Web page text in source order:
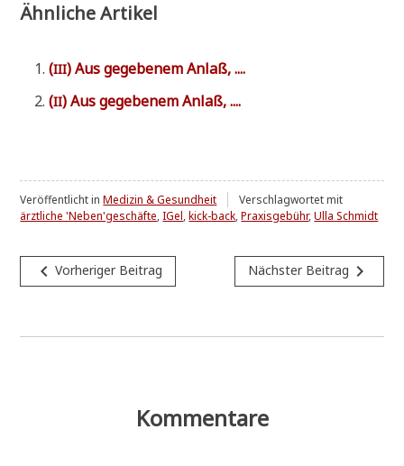
Ähnliche Artikel
(III) Aus gege­be­nem Anlaß, ....
(II) Aus gege­be­nem Anlaß, ....
Veröffentlicht inMedizin & Gesundheit
Verschlagwortet mit
ärztliche 'Neben'geschäfte,IGel,kick-back,Praxisgebühr,Ulla Schmidt
Beitragsnavigation
navigate_beforeVorheriger Beitrag Nächster Beitrag navigate_next
Kommentare